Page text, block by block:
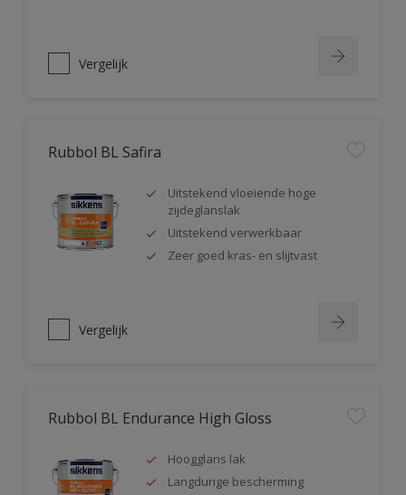
Vergelijk
Rubbol BL Safira
Uitstekend vloeiende hoge
zijdeglanslak
Uitstekend verwerkbaar
Zeer goed kras- en slijtvast
Vergelijk
Rubbol BL Endurance High Gloss
Hoogglans lak
Langdurige bescherming